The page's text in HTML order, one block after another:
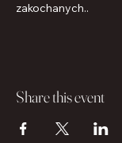
zakochanych..
Share this event